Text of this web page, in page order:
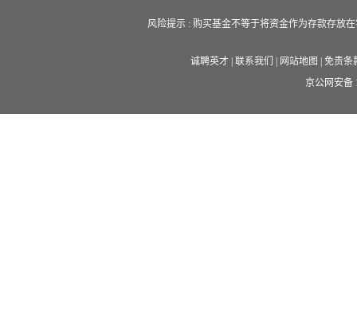
风险提示 : 购买基金不等于将资金作为存款存放
诚聘英才 联系我们 网站地图
免责条
京公网安备